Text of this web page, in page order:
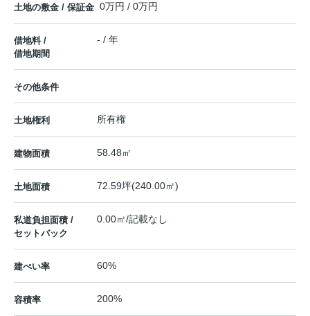
土地の敷金 / 保証金 0万円 / 0万円
借地料 /
借地期間
- / 年
その他条件
土地権利 所有権
建物面積 58.48㎡
土地面積 72.59坪(240.00㎡)
私道負担面積 /
セットバック
0.00㎡/記載なし
建ぺい率 60%
容積率 200%